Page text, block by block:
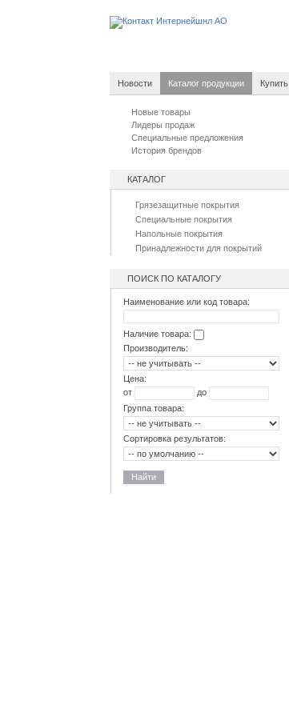
Новости Каталог продукции Купить
Новые товары
Лидеры продаж
Специальные предложения
История брендов
КАТАЛОГ
Грязезащитные покрытия
Специальные покрытия
Напольные покрытия
Принадлежности для покрытий
ПОИСК ПО КАТАЛОГУ
Наименование или код товара:
Наличие товара:
Производитель:
Цена:
от
до
Группа товара:
Сортировка результатов:
Найти